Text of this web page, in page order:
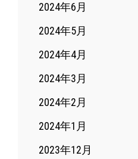
2024年6月
2024年5月
2024年4月
2024年3月
2024年2月
2024年1月
2023年12月